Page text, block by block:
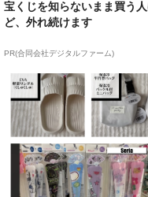
宝くじを知らないまま買う
ど、外れ続けます
PR(合同会社デジタルファーム)